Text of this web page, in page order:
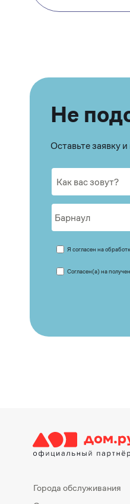
Не
Оставьте заявку
Я согласен на
Согласен(а) на
Города обслуживания